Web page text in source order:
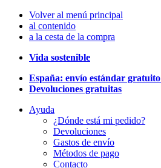
Volver al menú principal
al contenido
a la cesta de la compra
Vida sostenible
España: envío estándar gratuito
Devoluciones gratuitas
Ayuda
¿Dónde está mi pedido?
Devoluciones
Gastos de envío
Métodos de pago
Contacto